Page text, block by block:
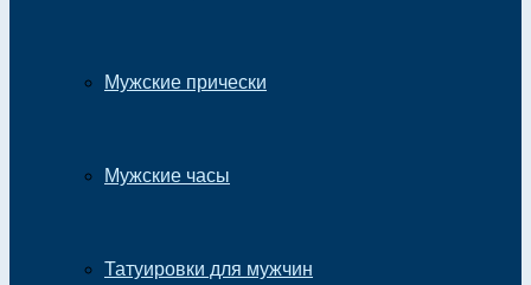
Мужские прически
Мужские часы
Татуировки для мужчин